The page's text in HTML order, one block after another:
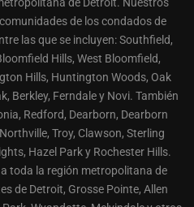
de los condados de
las que se incluyen: Southfield,
Hills, West Bloomfield,
Hills, Huntington Woods, Oak
Berkley, Ferndale y Novi. También
Redford, Dearborn, Dearborn
Troy, Clawson, Sterling
Hazel Park y Rochester Hills.
toda la región metropolitana de
de Detroit, Grosse Pointe, Allen